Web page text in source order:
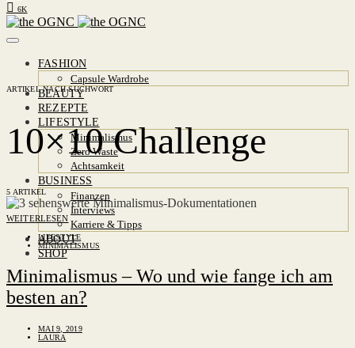
6K
FASHION
Capsule Wardrobe
BEAUTY
REZEPTE
LIFESTYLE
Minimalismus
Zero Waste
Achtsamkeit
BUSINESS
Finanzen
Interviews
Karriere & Tipps
ABOUT
SHOP
ARTIKEL NACH SUCHWORT
10×10 Challenge
5 ARTIKEL
WEITERLESEN
LIFESTYLE
MINIMALISMUS
Minimalismus – Wo und wie fange ich am
besten an?
MAI 9, 2019
LAURA